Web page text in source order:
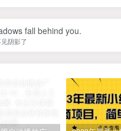
fall behind you.
阴影了